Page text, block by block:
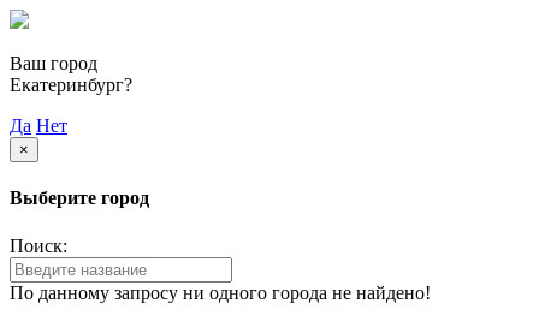
Ваш город
Екатеринбург?
Да Нет
×
Выберите город
Поиск:
По данному запросу ни одного города не найдено!